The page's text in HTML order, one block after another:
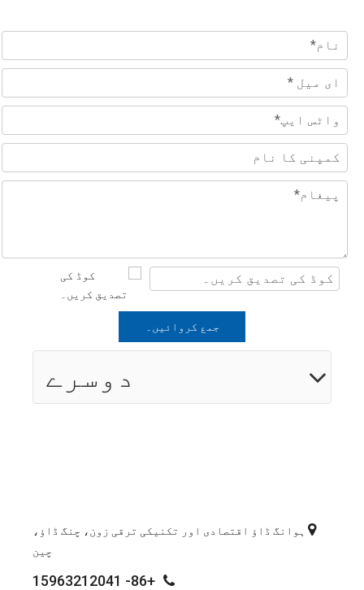
جمع کروائیں۔
دوسرے
 ہوانگ ڈاؤ اقتصادی اور تکنیکی ترقی زون، چنگ ڈاؤ،
چین

+86- 15963212041